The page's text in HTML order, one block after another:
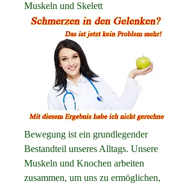
Muskeln und Skelett
Bewegung ist ein grundlegender
Bestandteil unseres Alltags. Unsere
Muskeln und Knochen arbeiten
zusammen, um uns zu ermöglichen,